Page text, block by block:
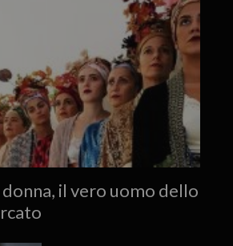
il vero uomo dello